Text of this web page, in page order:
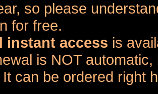
so please
for free.
instant access is
is NOT
can be ordered right